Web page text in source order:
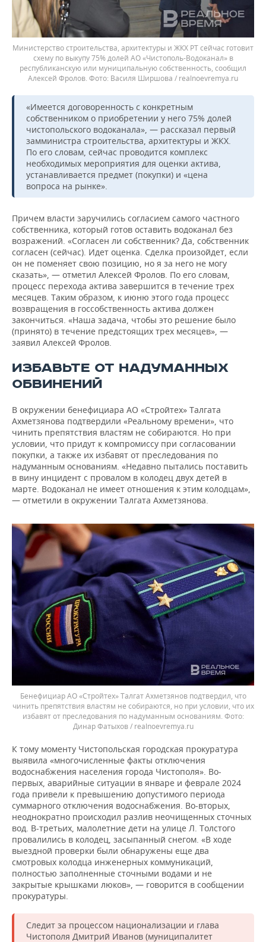
Министерство строительства, архитектуры и ЖКХ РТ сейчас готовит
схему по выкупу 75% долей АО «Чистополь-Водоканал» в
республиканскую или муниципальную собственность, сообщил
Алексей Фролов.
Василя Ширшова / realnoevremya.ru
«Имеется договоренность с конкретным
собственником о приобретении у него 75% долей
чистопольского водоканала», — рассказал первый
замминистра строительства, архитектуры и ЖКХ.
По его словам, сейчас проводится комплекс
необходимых мероприятия для оценки актива,
устанавливается предмет (покупки) и «цена
вопроса на рынке».
Причем власти заручились согласием самого частного
собственника, который готов оставить водоканал без
возражений. «Согласен ли собственник? Да, собственник
согласен (сейчас). Идет оценка. Сделка произойдет, если
он не поменяет свою позицию, но я за него не могу
сказать», — отметил Алексей Фролов. По его словам,
процесс перехода актива завершится в течение трех
месяцев. Таким образом, к июню этого года процесс
возвращения в госсобственность актива должен
закончиться. «Наша задача, чтобы это решение было
(принято) в течение предстоящих трех месяцев», —
заявил Алексей Фролов.
ИЗБАВЬТЕ ОТ НАДУМАННЫХ
ОБВИНЕНИЙ
В окружении бенефициара АО «Стройтех» Талгата
Ахметзянова подтвердили «Реальному времени», что
чинить препятствия властям не собираются. Но при
условии, что придут к компромиссу при согласовании
покупки, а также их избавят от преследования по
надуманным основаниям. «Недавно пытались поставить
в вину инцидент с провалом в колодец двух детей в
марте. Водоканал не имеет отношения к этим колодцам»,
— отметили в окружении Талгата Ахметзянова.
Бенефициар АО «Стройтех» Талгат Ахметзянов подтвердил, что
чинить препятствия властям не собираются, но при условии, что их
избавят от преследования по надуманным основаниям.
Динар Фатыхов / realnoevremya.ru
К тому моменту Чистопольская городская прокуратура
выявила «многочисленные факты отключения
водоснабжения населения города Чистополя». Во-
первых, аварийные ситуации в январе и феврале 2024
года привели к превышению допустимого периода
суммарного отключения водоснабжения. Во-вторых,
неоднократно происходил разлив неочищенных сточных
вод. В-третьих, малолетние дети на улице Л. Толстого
провалились в колодец, засыпанный снегом. «В ходе
выездной проверки были обнаружены еще два
смотровых колодца инженерных коммуникаций,
полностью заполненные сточными водами и не
закрытые крышками люков», — говорится в сообщении
прокуратуры.
Следит за процессом национализации и глава
Чистополя Дмитрий Иванов (муниципалитет